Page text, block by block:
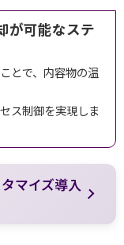
が可能なステ
とで、内容物の温
ス制御を実現しま
マイズ導入